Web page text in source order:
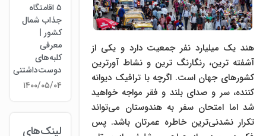
هند یک میلیارد نفر جمعیت دارد و یکی از
آشفته ترین، رنگارنگ ترین و نشاط آورترین
کشورهای جهان است. اگرچه با ترافیک دیوانه
کننده، سر و صدای بلند و فقر مواجه خواهید
شد اما امتحان سفر به هندوستان می‌تواند
تکرار نشدنی‌ترین خاطره عمرتان باشد. پس
۵ اقامتگاه
جذاب شمال
کشور |
معرفی
کلبه‌های
دوست‌داشتنی
۱۴۰۰/۰۵/۰۴
لینک‌های